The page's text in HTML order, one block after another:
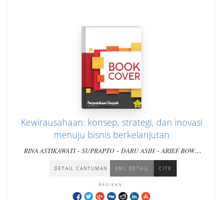
Kewirausahaan: konsep, strategi, dan inovasi
menuju bisnis berkelanjutan
RINA ASTIKAWATI- SUPRAPTO - DARU ASIH - ARIEF BOWO
PRAYOGA KASMO-NOVENA ULITA
DETAIL CANTUMAN XML DETAIL CITE
BAGIKAN: